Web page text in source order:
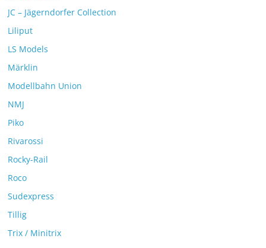
JC – Jägerndorfer Collection
Liliput
LS Models
Märklin
Modellbahn Union
NMJ
Piko
Rivarossi
Rocky-Rail
Roco
Sudexpress
Tillig
Trix / Minitrix